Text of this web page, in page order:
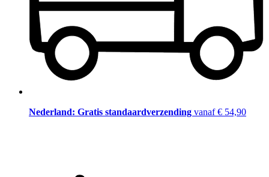
Nederland: Gratis standaardverzending vanaf € 54,90